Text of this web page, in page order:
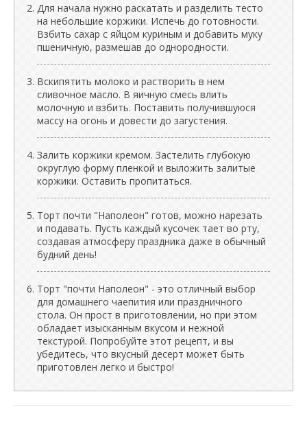
Для начала нужно раскатать и разделить тесто
на небольшие коржики. Испечь до готовности.
Взбить сахар с яйцом куриным и добавить муку
пшеничную, размешав до однородности.
Вскипятить молоко и растворить в нем
сливочное масло. В яичную смесь влить
молочную и взбить. Поставить получившуюся
массу на огонь и довести до загустения.
Залить коржики кремом. Застелить глубокую
округлую форму пленкой и выложить залитые
коржики. Оставить пропитаться.
Торт почти "Наполеон" готов, можно нарезать
и подавать. Пусть каждый кусочек тает во рту,
создавая атмосферу праздника даже в обычный
будний день!
Торт "почти Наполеон" - это отличный выбор
для домашнего чаепития или праздничного
стола. Он прост в приготовлении, но при этом
обладает изысканным вкусом и нежной
текстурой. Попробуйте этот рецепт, и вы
убедитесь, что вкусный десерт может быть
приготовлен легко и быстро!